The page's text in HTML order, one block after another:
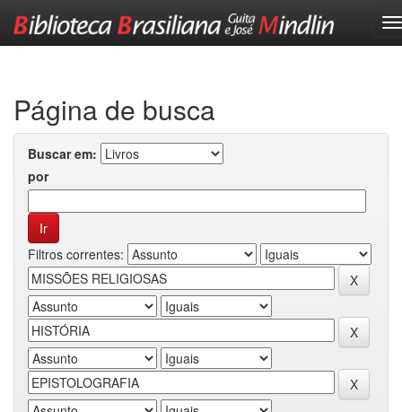
Página de busca
Buscar em:
por
Filtros correntes: